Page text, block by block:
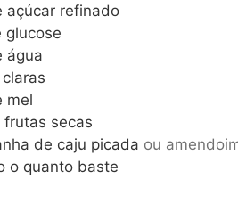
açúcar refinado
glucose
água
mel
frutas secas
de caju picada ou
o quanto baste